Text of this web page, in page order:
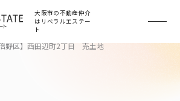
大阪市の不動産仲介
はリベラルエステー
ト
野区】西田辺町2丁目 売土地